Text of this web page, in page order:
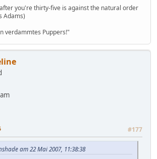
you're thirty-five is against the natural order
Adams)
verdammtes Puppers!"
#177
am 22 Mai 2007, 11:38:38